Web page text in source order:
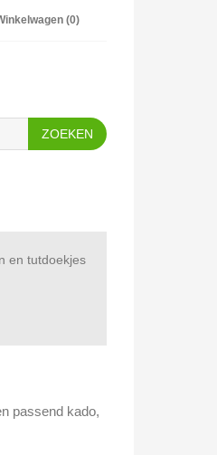
(0)
en tutdoekjes
passend kado,